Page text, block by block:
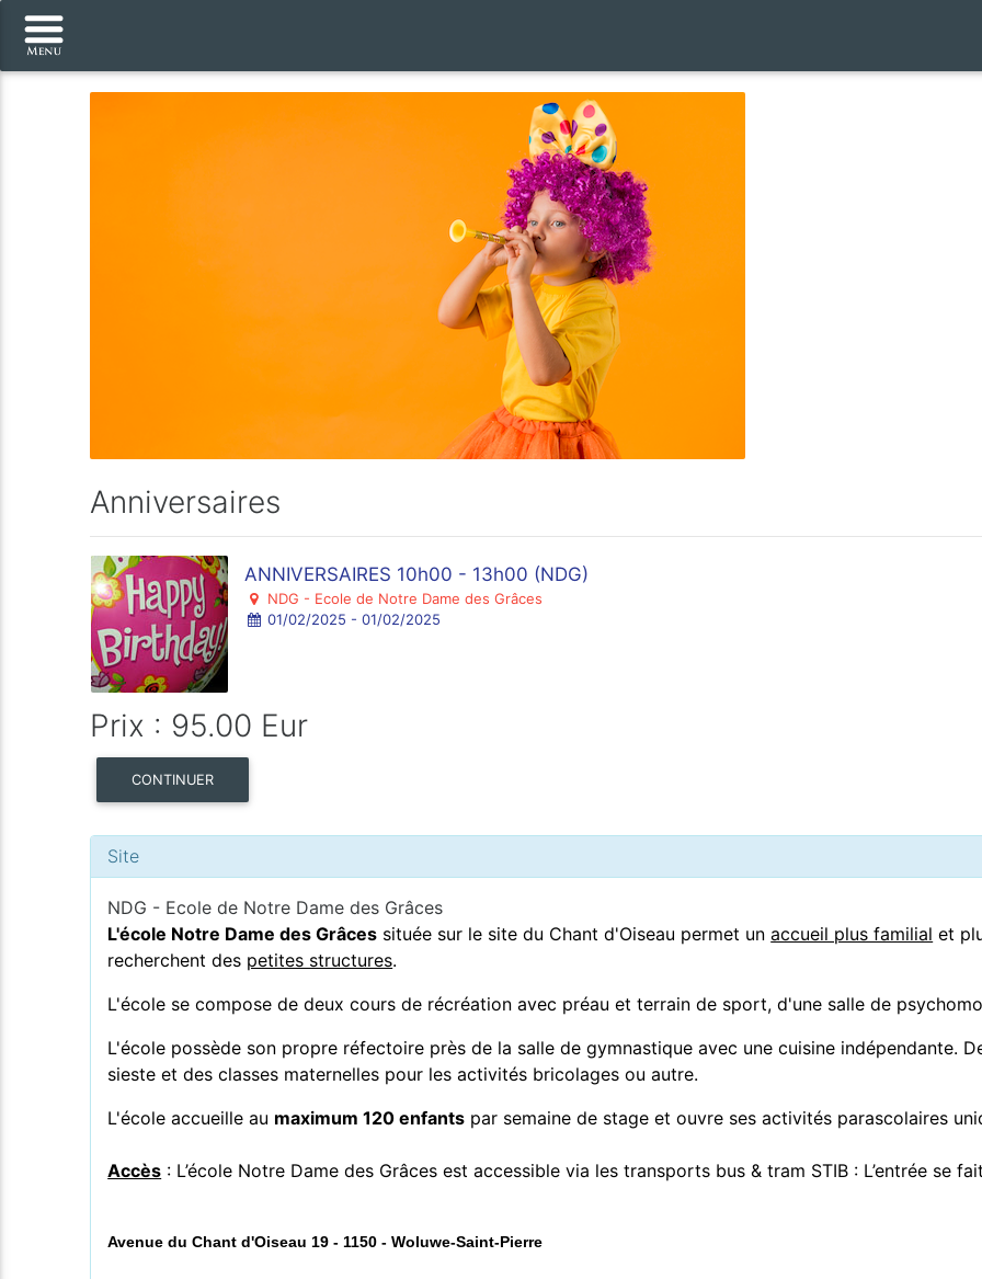
Anniversaires
ANNIVERSAIRES 10h00 - 13h00 (NDG)
NDG - Ecole de Notre Dame des Grâces
01/02/2025 - 01/02/2025
Prix : 95.00 Eur
CONTINUER
Site
NDG - Ecole de Notre Dame des Grâces
L'école Notre Dame des Grâces située sur le site du Chant d'Oiseau permet unaccueil plus familial et
recherchent des petites structures.
L'école se compose de deux cours de récréation avec préau et terrain de sport, d'une salle de
L'école possède son propre réfectoire près de la salle de gymnastique avec une cuisine indépendante.
sieste et des classes maternelles pour les activités bricolages ou autre.
L'école accueille au maximum 120 enfants par semaine de stage et ouvre ses activités parascolaires
Accès : L’école Notre Dame des Grâces est accessible via les transports bus & tram STIB : L’entrée se
Avenue du Chant d'Oiseau 19 - 1150 - Woluwe-Saint-Pierre